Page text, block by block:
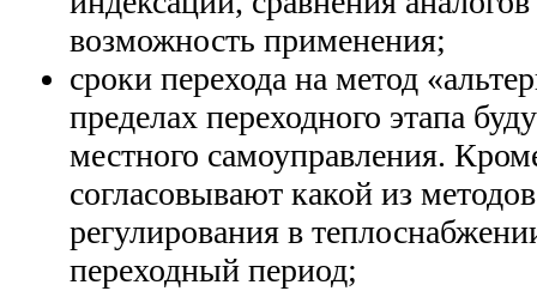
возможность применения;
сроки перехода на метод
пределах переходного этапа
местного самоуправления.
согласовывают какой из
регулирования в
переходный период;